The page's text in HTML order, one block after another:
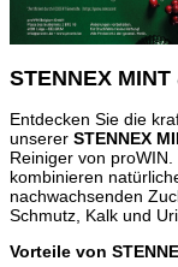
STENNEX
Entdecken Sie die
unserer STENNEX
Reiniger von
kombinieren
nachwachsenden
Schmutz, Kalk und
Vorteile von